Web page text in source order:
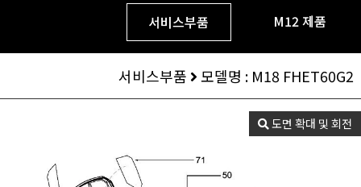
서비스부품 M12 제품
서비스부품 모델명 : M18 FHET60G2
도면 확대 및 회전